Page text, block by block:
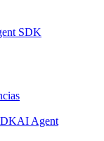
SDK
AI Agent